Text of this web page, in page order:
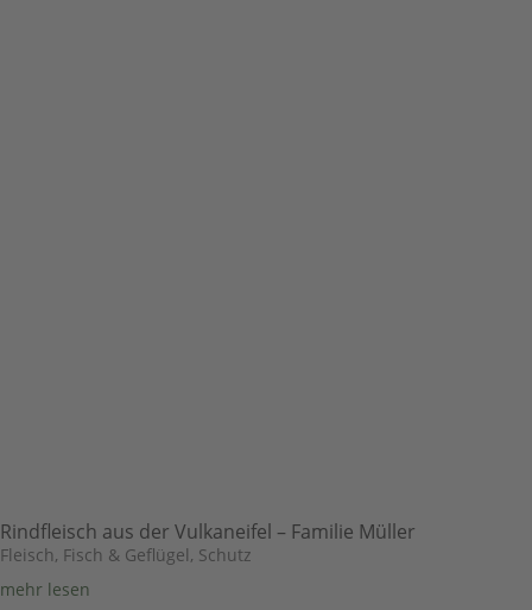
Rindfleisch aus der Vulkaneifel – Familie Müller
Fleisch, Fisch & Geflügel, Schutz
mehr lesen